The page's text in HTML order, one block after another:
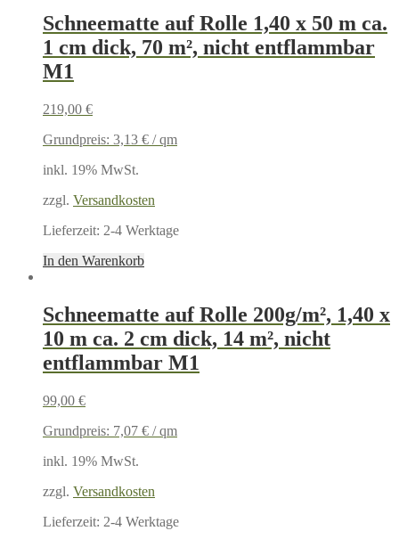
Schneematte auf Rolle 1,40 x 50 m ca.
1 cm dick, 70 m², nicht entflammbar
M1
219,00 €
Grundpreis: 3,13 € /qm
inkl. 19% MwSt.
zzgl. Versandkosten
Lieferzeit: 2-4 Werktage
In den Warenkorb
Schneematte auf Rolle 200g/m², 1,40 x
10 m ca. 2 cm dick, 14 m², nicht
entflammbar M1
99,00 €
Grundpreis: 7,07 € /qm
inkl. 19% MwSt.
zzgl. Versandkosten
Lieferzeit: 2-4 Werktage